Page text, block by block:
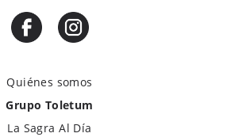
Quiénes somos
Grupo Toletum
La Sagra Al Día